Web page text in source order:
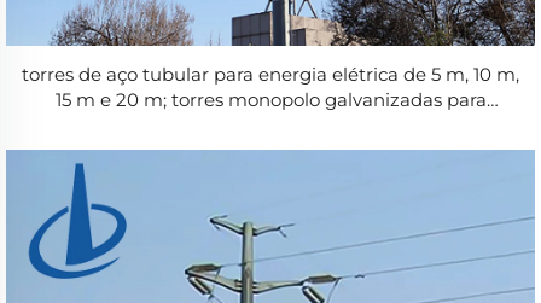
torres de aço tubular para energia elétrica de 5 m, 10 m,
15 m e 20 m; torres monopolo galvanizadas para